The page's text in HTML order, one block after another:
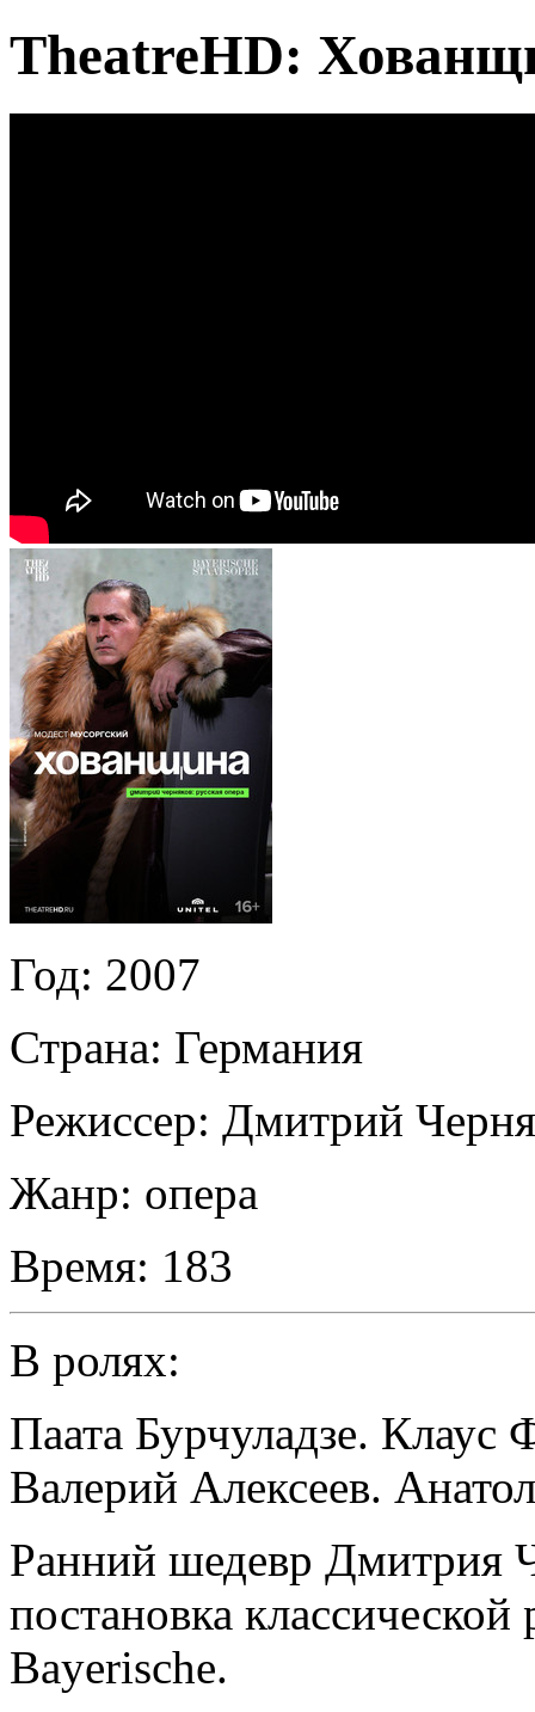
TheatreHD:
Год: 2007
Страна: Германия
Режиссер: Дмитрий
Жанр: опера
Время: 183
В ролях:
Паата Бурчуладзе. Клаус
Валерий Алексеев.
Ранний шедевр Дмитрия
постановка
Bayerische.